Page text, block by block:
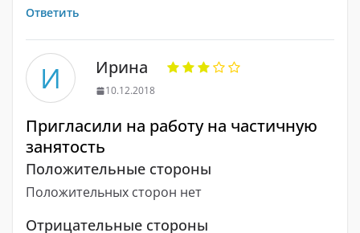
Ответить
И Ирина
10.12.2018
Пригласили на работу на частичную
занятость
Положительные стороны
Положительных сторон нет
Отрицательные стороны